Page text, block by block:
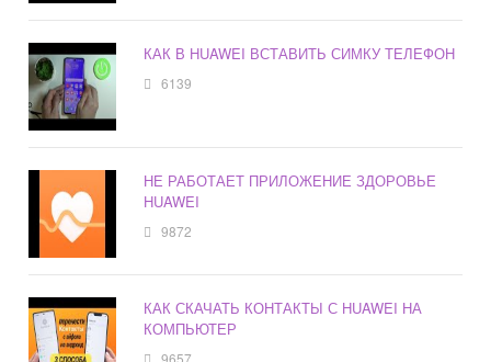
КАК В HUAWEI ВСТАВИТЬ СИМКУ ТЕЛЕФОН
6139
НЕ РАБОТАЕТ ПРИЛОЖЕНИЕ ЗДОРОВЬЕ
HUAWEI
9872
КАК СКАЧАТЬ КОНТАКТЫ С HUAWEI НА
КОМПЬЮТЕР
9657